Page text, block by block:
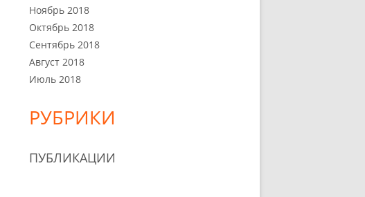
Ноябрь 2018
Октябрь 2018
Сентябрь 2018
Август 2018
Июль 2018
РУБРИКИ
ПУБЛИКАЦИИ